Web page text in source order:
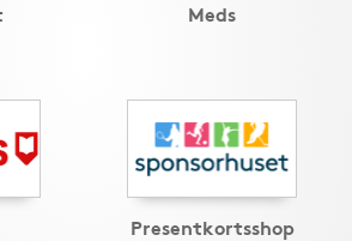
Meds
Presentkortsshop